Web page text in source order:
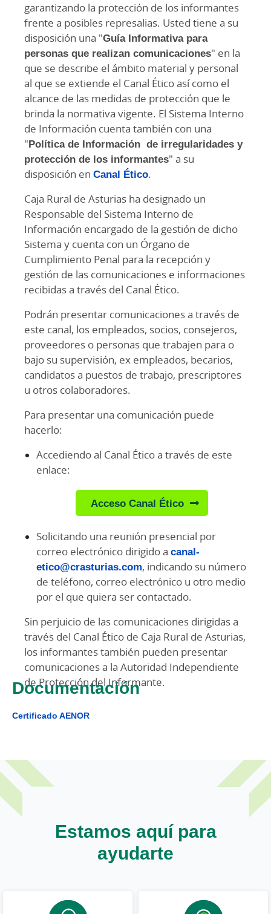
garantizando la protección de los informantes
frente a posibles represalias. Usted tiene a su
disposición una "Guía Informativa para
personas que realizan comunicaciones" en la
que se describe el ámbito material y personal
al que se extiende el Canal Ético así como el
alcance de las medidas de protección que le
brinda la normativa vigente. El Sistema Interno
de Información cuenta también con una
"Política de Información de irregularidades y
protección de los informantes" a su
disposición en Canal Ético.
Caja Rural de Asturias ha designado un
Responsable del Sistema Interno de
Información encargado de la gestión de dicho
Sistema y cuenta con un Órgano de
Cumplimiento Penal para la recepción y
gestión de las comunicaciones e informaciones
recibidas a través del Canal Ético.
Podrán presentar comunicaciones a través de
este canal, los empleados, socios, consejeros,
proveedores o personas que trabajen para o
bajo su supervisión, ex empleados, becarios,
candidatos a puestos de trabajo, prescriptores
u otros colaboradores.
Para presentar una comunicación puede
hacerlo:
Accediendo al Canal Ético a través de este
enlace:
Acceso Canal Ético
Solicitando una reunión presencial por
correo electrónico dirigido a canal-
etico@crasturias.com, indicando su número
de teléfono, correo electrónico u otro medio
por el que quiera ser contactado.
Sin perjuicio de las comunicaciones dirigidas a
través del Canal Ético de Caja Rural de Asturias,
los informantes también pueden presentar
comunicaciones a la Autoridad Independiente
de Protección del Informante.
Documentación
Certificado AENOR
Estamos aquí para
ayudarte